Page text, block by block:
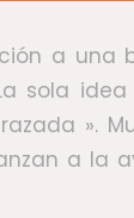
a
sola
».
a la